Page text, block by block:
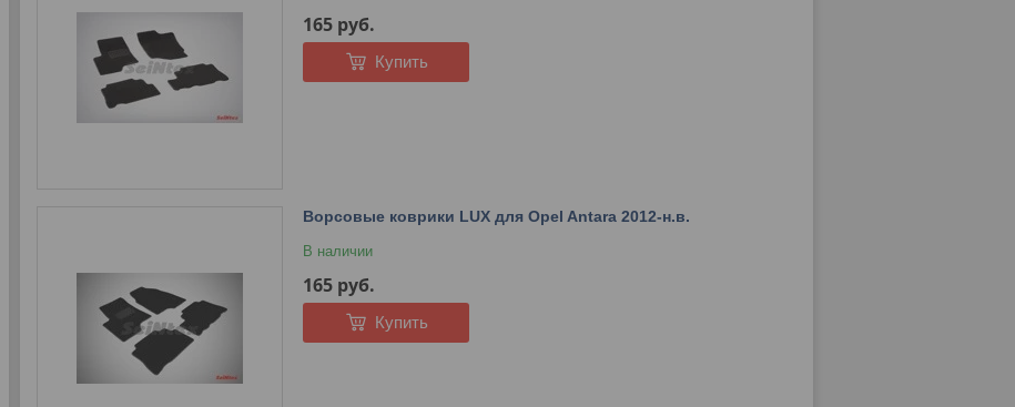
165 руб.
Купить
Ворсовые коврики LUX для Opel Antara 2012-н.в.
В наличии
165 руб.
Купить